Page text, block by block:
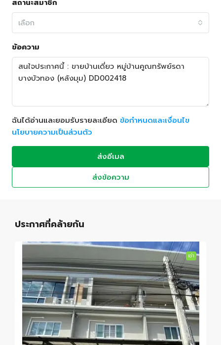
สถานะสมาชิก
เลือก
ข้อความ
ฉันได้อ่านและยอมรับรายละเอียด ข้อกำหนดและเงื่อนไข
นโยบายความเป็นส่วนตัว
ส่งอีเมล
ส่งข้อความ
ประกาศที่คล้ายกัน
เช่า